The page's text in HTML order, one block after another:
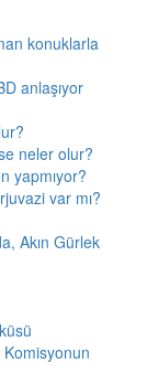
konuklarla
anlaşıyor
neler olur?
yapmıyor?
var mı?
Akın Gürlek
Komisyonun